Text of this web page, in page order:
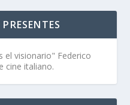
el visionario" Federico
cine italiano.